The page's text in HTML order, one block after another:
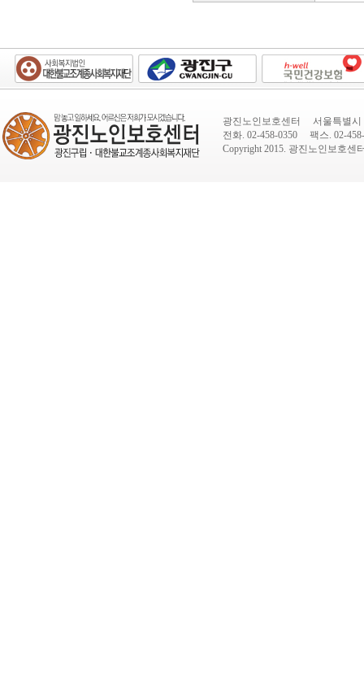
광진노인보호센터 서울특별시
전화. 02-458-0350 팩스. 02-
Copyright 2015. 광진노인보호센